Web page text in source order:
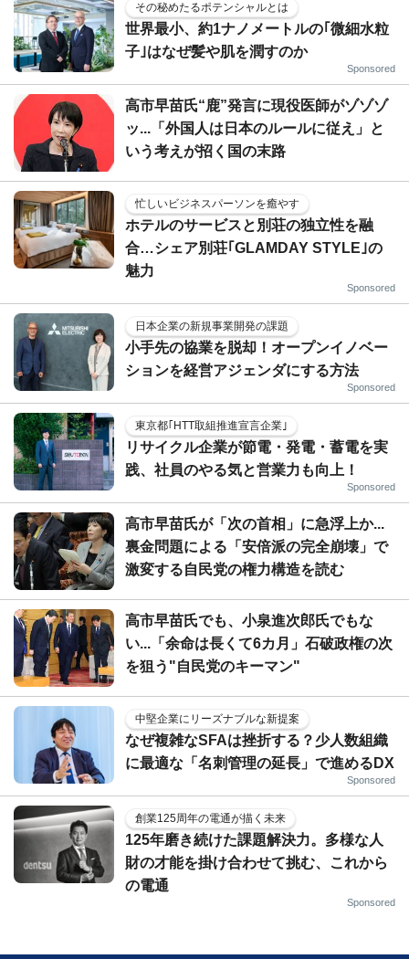
その秘めたるポテンシャルとは
世界最小、約1ナノメートルの｢微細水粒
子｣はなぜ髪や肌を潤すのか
Sponsored
高市早苗氏“鹿”発言に現役医師がゾゾゾ
ッ...「外国人は日本のルールに従え」と
いう考えが招く国の末路
忙しいビジネスパーソンを癒やす
ホテルのサービスと別荘の独立性を融
合…シェア別荘｢GLAMDAY STYLE｣の
魅力
Sponsored
日本企業の新規事業開発の課題
小手先の協業を脱却！オープンイノベー
ションを経営アジェンダにする方法
Sponsored
東京都｢HTT取組推進宣言企業｣
リサイクル企業が節電・発電・蓄電を実
践、社員のやる気と営業力も向上！
Sponsored
高市早苗氏が「次の首相」に急浮上か...
裏金問題による「安倍派の完全崩壊」で
激変する自民党の権力構造を読む
高市早苗氏でも、小泉進次郎氏でもな
い...「余命は長くて6カ月」石破政権の次
を狙う"自民党のキーマン"
中堅企業にリーズナブルな新提案
なぜ複雑なSFAは挫折する？少人数組織
に最適な「名刺管理の延長」で進めるDX
Sponsored
創業125周年の電通が描く未来
125年磨き続けた課題解決力。多様な人
財の才能を掛け合わせて挑む、これから
の電通
Sponsored